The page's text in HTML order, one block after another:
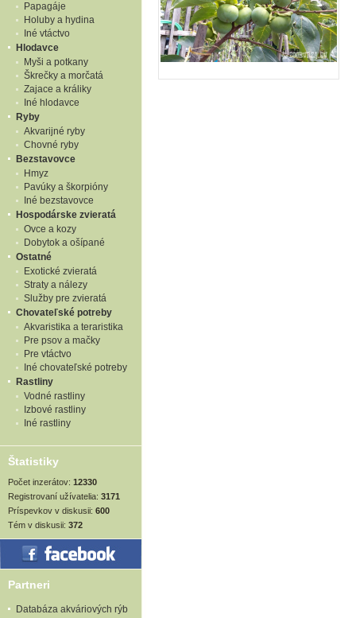
Papagáje
Holuby a hydina
Iné vtáctvo
Hlodavce
Myši a potkany
Škrečky a morčatá
Zajace a králiky
Iné hlodavce
Ryby
Akvarijné ryby
Chovné ryby
Bezstavovce
Hmyz
Pavúky a škorpióny
Iné bezstavovce
Hospodárske zvieratá
Ovce a kozy
Dobytok a ošípané
Ostatné
Exotické zvieratá
Straty a nálezy
Služby pre zvieratá
Chovateľské potreby
Akvaristika a teraristika
Pre psov a mačky
Pre vtáctvo
Iné chovateľské potreby
Rastliny
Vodné rastliny
Izbové rastliny
Iné rastliny
Štatistiky
Počet inzerátov: 12330
Registrovaní užívatelia: 3171
Príspevkov v diskusii: 600
Tém v diskusii: 372
Partneri
Databáza akváriových rýb